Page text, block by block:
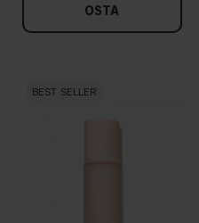
OSTA
BEST SELLER